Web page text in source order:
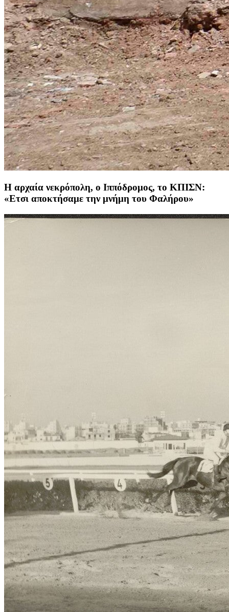
Η αρχαία νεκρόπολη, ο Ιππόδρομος, το ΚΠΙΣΝ:
«Ετσι αποκτήσαμε την μνήμη του Φαλήρου»